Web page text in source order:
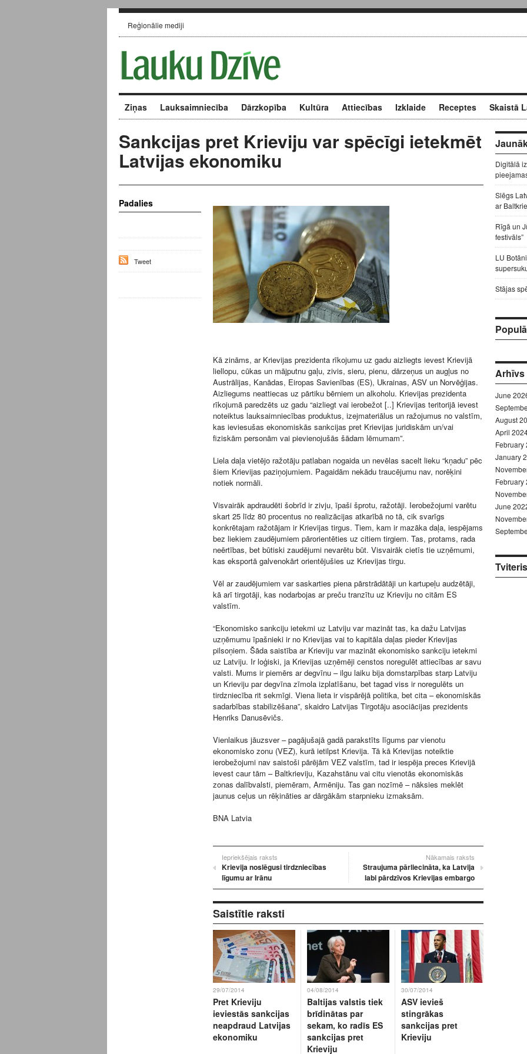
Reģionālie mediji
Ziņas Lauksaimniecība Dārzkopība Kultūra Attiecības Izklaide Receptes Skaistā
Sankcijas pret Krieviju var spēcīgi ietekmēt
Latvijas ekonomiku
Kā zināms, ar Krievijas prezidenta rīkojumu uz gadu aizliegts ievest Krievijā
liellopu, cūkas un mājputnu gaļu, zivis, sieru, pienu, dārzeņus un augļus no
Austrālijas, Kanādas, Eiropas Savienības (ES), Ukrainas, ASV un Norvēģijas.
Aizliegums neattiecas uz pārtiku bērniem un alkoholu. Krievijas prezidenta
rīkojumā paredzēts uz gadu “aizliegt vai ierobežot [..] Krievijas teritorijā ievest
noteiktus lauksaimniecības produktus, izejmateriālus un ražojumus no valstīm,
kas ieviesušas ekonomiskās sankcijas pret Krievijas juridiskām un/vai
fiziskām personām vai pievienojušās šādam lēmumam”.
Liela daļa vietējo ražotāju patlaban nogaida un nevēlas sacelt lieku “kņadu” pēc
šiem Krievijas paziņojumiem. Pagaidām nekādu traucējumu nav, norēķini
notiek normāli.
Visvairāk apdraudēti šobrīd ir zivju, īpaši šprotu, ražotāji. Ierobežojumi varētu
skart 25 līdz 80 procentus no realizācijas atkarībā no tā, cik svarīgs
konkrētajam ražotājam ir Krievijas tirgus. Tiem, kam ir mazāka daļa, iespējams
bez liekiem zaudējumiem pārorientēties uz citiem tirgiem. Tas, protams, rada
neērtības, bet būtiski zaudējumi nevarētu būt. Visvairāk cietīs tie uzņēmumi,
kas eksportā galvenokārt orientējušies uz Krievijas tirgu.
Vēl ar zaudējumiem var saskarties piena pārstrādātāji un kartupeļu audzētāji,
kā arī tirgotāji, kas nodarbojas ar preču tranzītu uz Krieviju no citām ES
valstīm.
“Ekonomisko sankciju ietekmi uz Latviju var mazināt tas, ka dažu Latvijas
uzņēmumu īpašnieki ir no Krievijas vai to kapitāla daļas pieder Krievijas
pilsoņiem. Šāda saistība ar Krieviju var mazināt ekonomisko sankciju ietekmi
uz Latviju. Ir loģiski, ja Krievijas uzņēmēji censtos noregulēt attiecības ar savu
valsti. Mums ir piemērs ar degvīnu – ilgu laiku bija domstarpības starp Latviju
un Krieviju par degvīna zīmola izplatīšanu, bet tagad viss ir noregulēts un
tirdzniecība rit sekmīgi. Viena lieta ir vispārējā politika, bet cita – ekonomiskās
sadarbības stabilizēšana”, skaidro Latvijas Tirgotāju asociācijas prezidents
Henriks Danusēvičs.
Vienlaikus jāuzsver – pagājušajā gadā parakstīts līgums par vienotu
ekonomisko zonu (VEZ), kurā ietilpst Krievija. Tā kā Krievijas noteiktie
ierobežojumi nav saistoši pārējām VEZ valstīm, tad ir iespēja preces Krievijā
ievest caur tām – Baltkrieviju, Kazahstānu vai citu vienotās ekonomiskās
zonas dalībvalsti, piemēram, Armēniju. Tas gan nozīmē – nāksies meklēt
jaunus ceļus un rēķināties ar dārgākām starpnieku izmaksām.
BNA Latvia
Iepriekšējais raksts
Krievija noslēgusi tirdzniecības
līgumu ar Irānu
Nākamais raksts
Straujuma pārliecināta, ka Latvija
labi pārdzīvos Krievijas embargo
Saistītie raksti
29/07/2014
Pret Krieviju
ieviestās sankcijas
neapdraud Latvijas
ekonomiku
04/08/2014
Baltijas valstis tiek
brīdinātas par
sekam, ko radīs ES
sankcijas pret
Krieviju
30/07/2014
ASV ievieš
stingrākas
sankcijas pret
Krieviju
Padalies
Tweet
Digitālā
Slēgs
ar
Rīgā un
festivāls”
LU
Stājas
Arhīvs
June
August
April
February
January
February
June
Tviteris